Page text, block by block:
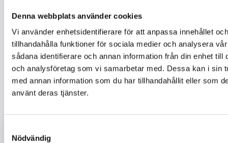
Denna webbplats använder cookies
Vi använder enhetsidentifierare för att anpassa innehållet
tillhandahålla funktioner för sociala medier och analysera
sådana identifierare och annan information från din enhet till
och analysföretag som vi samarbetar med. Dessa kan i sin
med annan information som du har tillhandahållit eller som
använt deras tjänster.
Nödvändig
Flera inlägg